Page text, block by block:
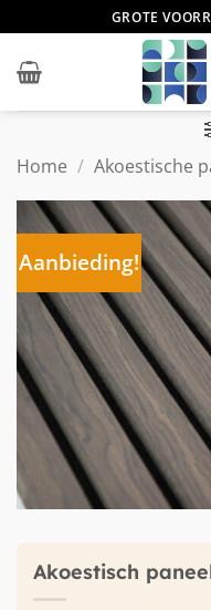
naar
inhoud
GROTE
Home / Akoestische
Aanbieding!
Akoestisch